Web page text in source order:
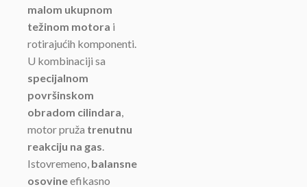
malom ukupnom
težinom motora i
rotirajućih komponenti.
U kombinaciji sa
specijalnom
površinskom
obradom cilindara,
motor pruža trenutnu
reakciju na gas.
Istovremeno, balansne
osovineefikasno